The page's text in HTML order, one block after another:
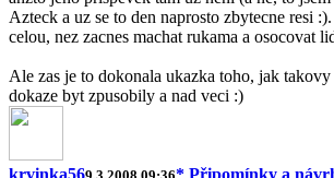
Azteck a uz se to den naprosto zbytecne resi
celou, nez zacnes machat rukama a osocovat
Ale zas je to dokonala ukazka toho, jak
dokaze byt zpusobily a nad veci :)
krvinka56
* Připomínky a